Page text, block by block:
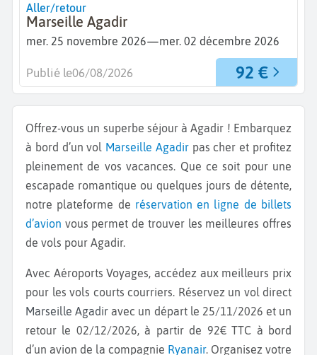
Aller/retour
Marseille Agadir
mer. 25 novembre 2026—mer. 02 décembre 2026
92 €
Publié le06/08/2026
Offrez-vous un superbe séjour à Agadir ! Embarquez
à bord d’un vol Marseille Agadirpas cher et profitez
pleinement de vos vacances. Que ce soit pour une
escapade romantique ou quelques jours de détente,
notre plateforme de réservation en ligne de billets
d’avion vous permet de trouver les meilleures offres
de vols pour Agadir.
Avec Aéroports Voyages, accédez aux meilleurs prix
pour les vols courts courriers. Réservez un vol direct
Marseille Agadiravec un départ le 25/11/2026 et un
retour le 02/12/2026, à partir de 92€ TTC à bord
d’un avion de la compagnie Ryanair. Organisez votre